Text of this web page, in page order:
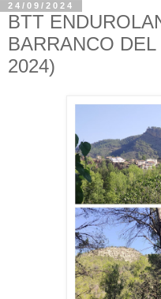
24/09/2024
BTT
BARRANCO
2024)